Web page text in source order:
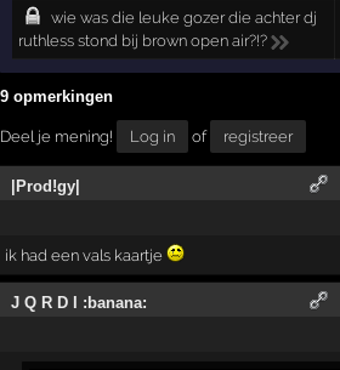
wie was die leuke gozer die achter dj
ruthless stond bij brown open air?!?
9 opmerkingen
Deel je mening! Log in of registreer
|Prod!gy|
ik had een vals kaartje
J Q R D I :banana: